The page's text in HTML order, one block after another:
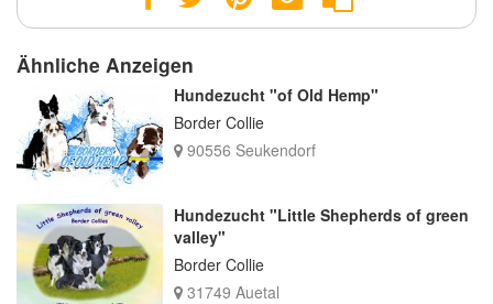
Ähnliche Anzeigen
Hundezucht "of Old Hemp"
Border Collie
90556 Seukendorf
Hundezucht "Little Shepherds of green
valley"
Border Collie
31749 Auetal